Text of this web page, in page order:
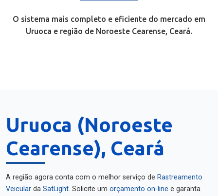
O sistema mais completo e eficiente do mercado em
Uruoca e região de Noroeste Cearense, Ceará.
Uruoca (Noroeste
Cearense), Ceará
A região agora conta com o melhor serviço de Rastreamento
Veicular da SatLight. Solicite um orçamento on-line e garanta